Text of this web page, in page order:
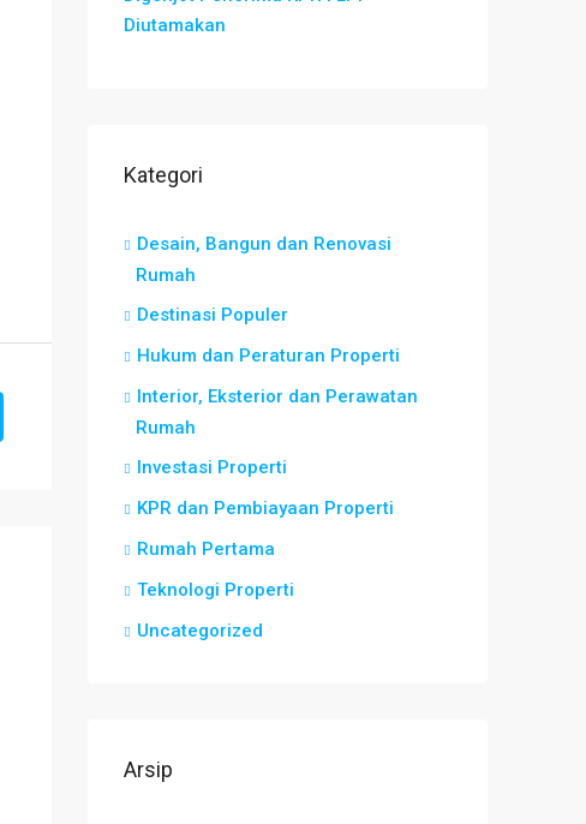
Diutamakan
Kategori
Desain, Bangun dan Renovasi
Rumah
Destinasi Populer
Hukum dan Peraturan Properti
Interior, Eksterior dan Perawatan
Rumah
Investasi Properti
KPR dan Pembiayaan Properti
Rumah Pertama
Teknologi Properti
Uncategorized
Arsip